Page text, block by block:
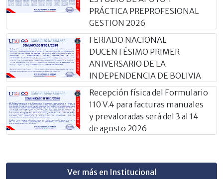
PRÁCTICA PREPROFESIONAL
GESTION 2026
FERIADO NACIONAL
DUCENTÉSIMO PRIMER
ANIVERSARIO DE LA
INDEPENDENCIA DE BOLIVIA
Recepción física del Formulario
110 V.4 para facturas manuales
y prevaloradas será del 3 al 14
de agosto 2026
Ver más en Institucional